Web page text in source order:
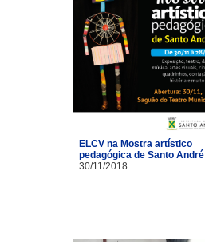
ELCV na Mostra artístico
pedagógica de Santo André
30/11/2018